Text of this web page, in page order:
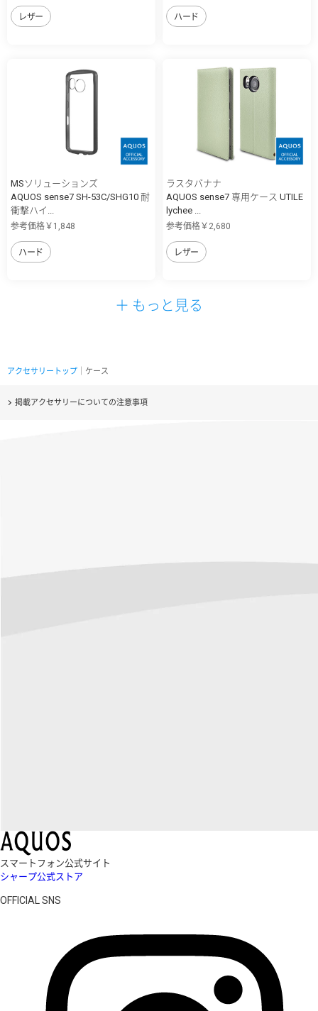
レザー ハード
MSソリューションズ
AQUOS sense7 SH-53C/SHG10 耐
衝撃ハイ...
参考価格￥1,848
ハード
ラスタバナナ
AQUOS sense7 専用ケース UTILE
lychee ...
参考価格￥2,680
レザー
＋ もっと見る
アクセサリートップ ｜ケース
掲載アクセサリーについての注意事項
スマートフォン公式サイト
シャープ公式ストア
OFFICIAL SNS